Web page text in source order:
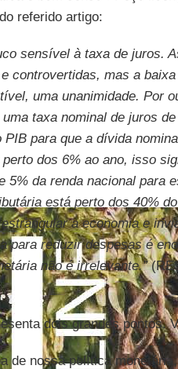
referido artigo:
sensível à taxa de juros.
controvertidas, mas a
uma unanimidade. Por
taxa nominal de juros
para que a dívida
dos 6% ao ano, isso
5% da renda nacional para
está perto dos 40%
a economia e
para reduzir despesas é
não é irrelevante.”
dois grandes pontos.
de nossa política